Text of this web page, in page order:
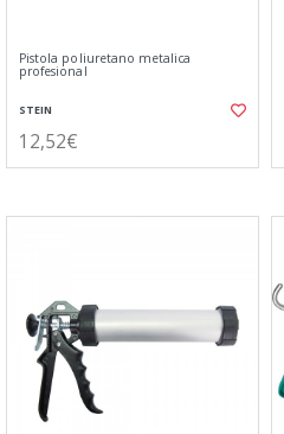
Pistola poliuretano metalica
profesional
STEIN
12,52€